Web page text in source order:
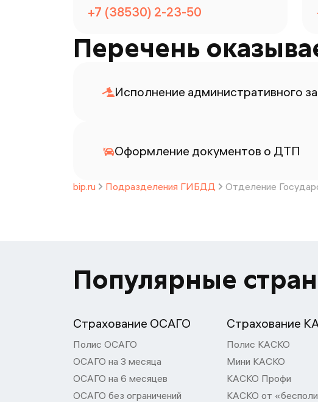
+7 (38530) 2-23-50
Перечень
Исполнение административного
Оформление документов о ДТП
bip.ru Подразделения ГИБДД Отделение
Популярные
Страхование ОСАГО
Полис ОСАГО
ОСАГО на 3 месяца
ОСАГО на 6 месяцев
ОСАГО без ограничений
Страхование
Полис КАСКО
Мини КАСКО
КАСКО Профи
КАСКО от